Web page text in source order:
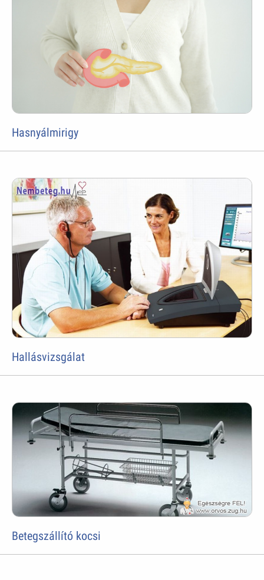
Hasnyálmirigy
Hallásvizsgálat
Betegszállító kocsi